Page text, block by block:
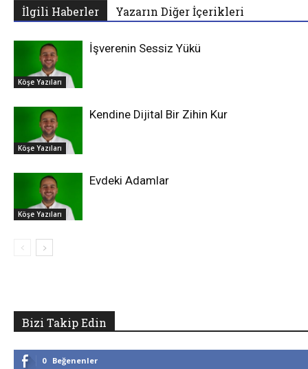
İlgili Haberler Yazarın Diğer İçerikleri
Köşe Yazıları
İşverenin Sessiz Yükü
Köşe Yazıları
Kendine Dijital Bir Zihin Kur
Köşe Yazıları
Evdeki Adamlar
Bizi Takip Edin
0 Beğenenler